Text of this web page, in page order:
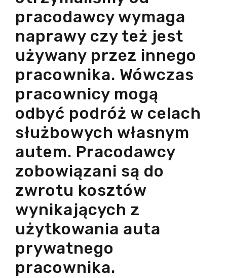
pracodawcy wymaga
naprawy czy też jest
używany przez innego
pracownika. Wówczas
pracownicy mogą
odbyć podróż w celach
służbowych własnym
autem. Pracodawcy
zobowiązani są do
zwrotu kosztów
wynikających z
użytkowania auta
prywatnego
pracownika.